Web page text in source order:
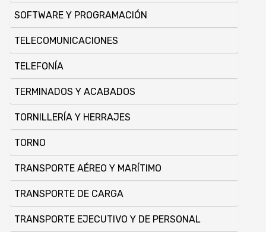
SOFTWARE Y PROGRAMACIÓN
TELECOMUNICACIONES
TELEFONÍA
TERMINADOS Y ACABADOS
TORNILLERÍ­A Y HERRAJES
TORNO
TRANSPORTE AÉREO Y MARÍ­TIMO
TRANSPORTE DE CARGA
TRANSPORTE EJECUTIVO Y DE PERSONAL